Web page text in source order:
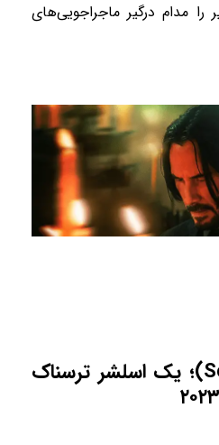
مدام درگیر ماجراجویی‌های
4) جیغ ۶ (Scream 6)؛ یک اسلشر ترسناک